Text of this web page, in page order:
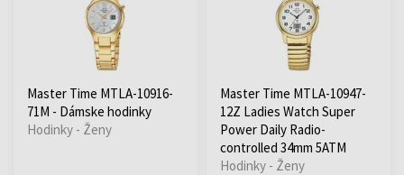
Master Time MTLA-10916-
71M - Dámske hodinky
Hodinky - Ženy
Master Time MTLA-10947-
12Z Ladies Watch Super
Power Daily Radio-
controlled 34mm 5ATM
Hodinky - Ženy